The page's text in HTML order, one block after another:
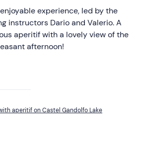
experience, led by the
instructors Dario and Valerio. A
aperitif with a lovely view of the
afternoon!
aperitif on Castel Gandolfo Lake